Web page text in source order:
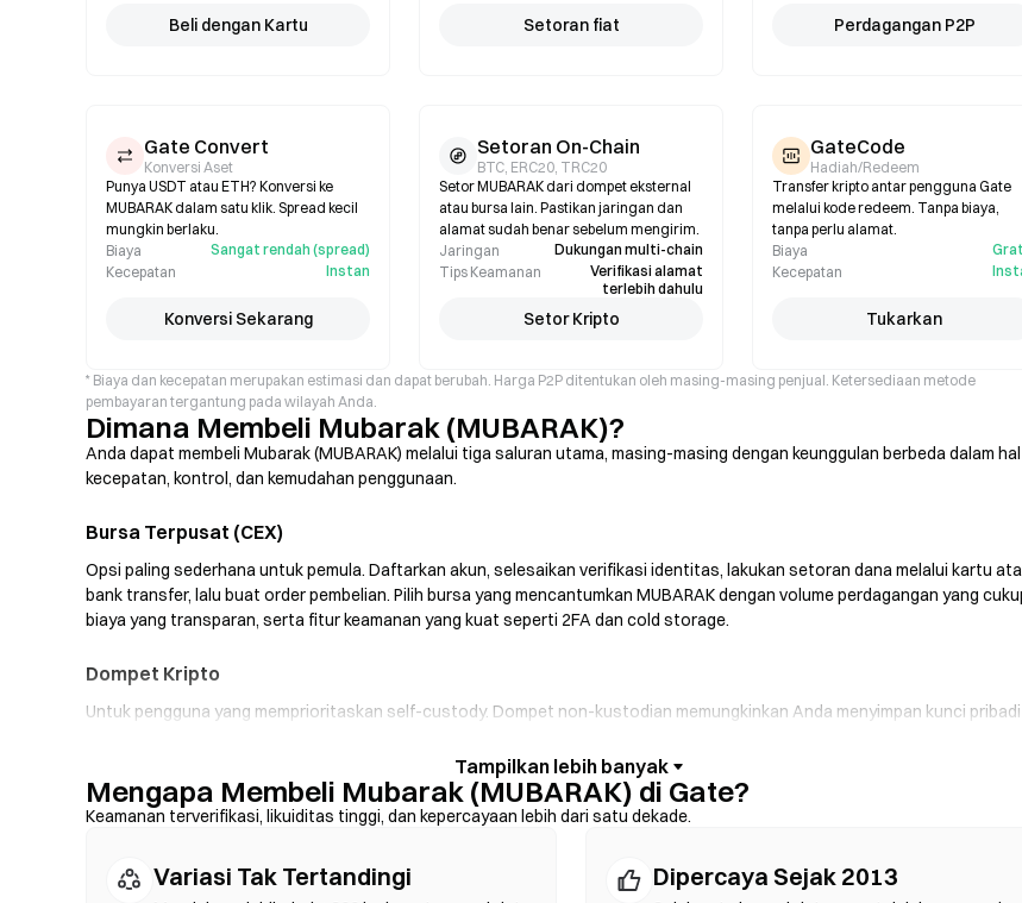
Beli dengan Kartu Setoran fiat Perdagangan P2P
Gate Convert
Konversi Aset
Punya USDT atau ETH? Konversi ke
MUBARAK dalam satu klik. Spread kecil
mungkin berlaku.
Biaya
Sangat rendah (spread)
Kecepatan
Instan
Konversi Sekarang
Setoran On-Chain
BTC, ERC20, TRC20
Setor MUBARAK dari dompet eksternal
atau bursa lain. Pastikan jaringan dan
alamat sudah benar sebelum mengirim.
Jaringan
Dukungan multi-chain
Tips Keamanan
Verifikasi alamat
terlebih dahulu
Setor Kripto
GateCode
Hadiah/Redeem
Transfer kripto antar pengguna Gate
melalui kode redeem. Tanpa biaya,
tanpa perlu alamat.
Biaya
Kecepatan
Tukarkan
* Biaya dan kecepatan merupakan estimasi dan dapat berubah. Harga P2P ditentukan oleh masing-masing penjual. Ketersediaan metode
pembayaran tergantung pada wilayah Anda.
Dimana Membeli Mubarak (MUBARAK)?
Anda dapat membeli Mubarak (MUBARAK) melalui tiga saluran utama, masing-masing dengan keunggulan berbeda dalam hal
kecepatan, kontrol, dan kemudahan penggunaan.
Bursa Terpusat (CEX)
Opsi paling sederhana untuk pemula. Daftarkan akun, selesaikan verifikasi identitas, lakukan setoran dana melalui kartu
bank transfer, lalu buat order pembelian. Pilih bursa yang mencantumkan MUBARAK dengan volume perdagangan yang
biaya yang transparan, serta fitur keamanan yang kuat seperti 2FA dan cold storage.
Dompet Kripto
Untuk pengguna yang memprioritaskan self-custody. Dompet non-kustodian memungkinkan Anda menyimpan kunci pribadi
sehingga Anda dapat membeli MUBARAK menggunakan kartu kredit tanpa harus melalui bursa terlebih dahulu. Selalu
seed phrase Anda dengan aman dan verifikasi alamat kontrak sebelum mengonfirmasi transaksi apa pun.
Perdagangkan aset secara peer-to-peer tanpa perantara. DEX menggunakan smart contract untuk mengeksekusi swap
Mengapa Membeli Mubarak (MUBARAK) di Gate?
Keamanan terverifikasi, likuiditas tinggi, dan kepercayaan lebih dari satu dekade.
Variasi Tak Tertandingi Dipercaya Sejak 2013